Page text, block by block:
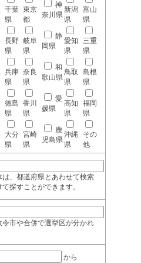
千葉
県
東京
都
神
奈川県
新潟
県
富山
県
長野
県
岐阜
県
静
岡県
愛知
県
三重
県
兵庫
県
奈良
県
和
歌山県
鳥取
県
島根
県
徳島
県
香川
県
愛
媛県
高知
県
福岡
県
大分
県
宮崎
県
鹿
児島県
沖縄
県
その
他
、都道府県とあわせて検索
探すことができます。
市や合併で選挙区が分かれ
から